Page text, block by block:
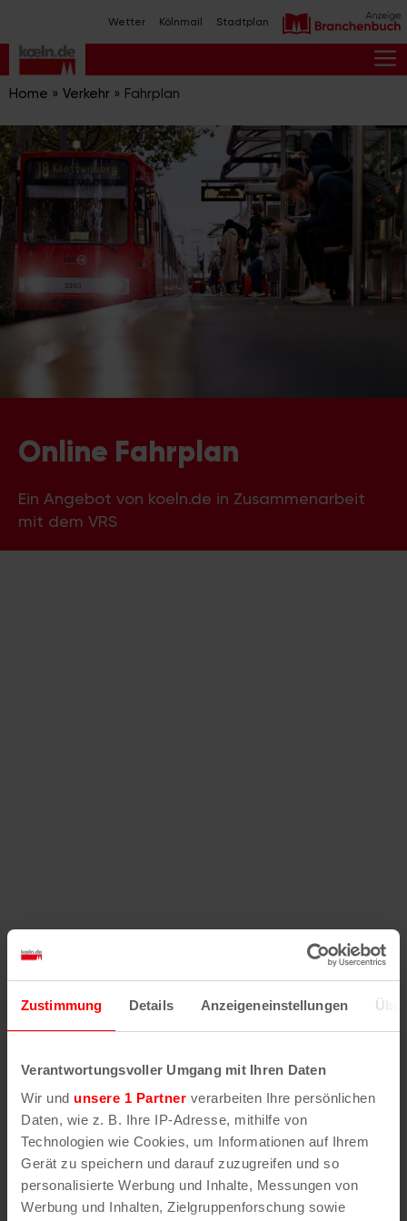
Zustimmung Details Anzeigeneinstellungen
Verantwortungsvoller Umgang mit Ihren Daten
Wir und unsere 1 Partner verarbeiten Ihre persönlichen
Daten, wie z. B. Ihre IP-Adresse, mithilfe von
Technologien wie Cookies, um Informationen auf Ihrem
Gerät zu speichern und darauf zuzugreifen und so
personalisierte Werbung und Inhalte, Messungen von
Werbung und Inhalten, Zielgruppenforschung sowie
Inhalt
springen
Wetter Kölnmail Stadtplan
Home » Verkehr » Fahrplan
Online Fahrplan
Ein Angebot von koeln.de in Zusammenarbeit
mit dem VRS